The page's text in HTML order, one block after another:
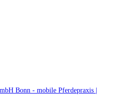
Bonn - mobile Pferdepraxis |